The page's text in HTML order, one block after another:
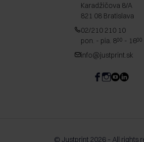
Karadžičova 8/A
821 08 Bratislava
02/210 210 10
pon. - pia. 800 - 1600
info@justprint.sk
© Justprint 2026 – All rights